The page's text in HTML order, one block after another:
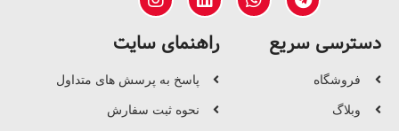
دسترسی سریع
فروشگاه
وبلاگ
راهنمای سایت
پاسخ به پرسش های متداول
نحوه ثبت سفارش